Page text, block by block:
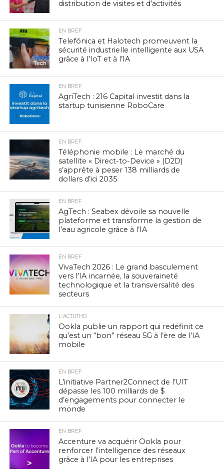
distribution de visites et d’activités
EN BREF
Telefónica et Halotech promeuvent la
sécurité industrielle intelligente aux USA
grâce à l’IoT et à l’IA
EN BREF
AgriTech : 216 Capital investit dans la
startup tunisienne RoboCare
EN BREF
Téléphonie mobile : Le marché du
satellite « Direct-to-Device » (D2D)
s’apprête à peser 138 milliards de
dollars d’ici 2035
EN BREF
AgTech : Seabex dévoile sa nouvelle
plateforme et transforme la gestion de
l’eau agricole grâce à l’IA
EN BREF
VivaTech 2026 : Le grand basculement
vers l’IA incarnée, la souveraineté
technologique et la transversalité des
secteurs
L'ACTUTHD
Ookla publie un rapport qui redéfinit ce
qu’est un “bon” réseau 5G à l’ère de l’IA
mobile
EN BREF
L’initiative Partner2Connect de l’UIT
dépasse les 100 milliards de $
d’engagements pour connecter le
monde
EN BREF
Accenture va acquérir Ookla pour
renforcer l’intelligence des réseaux
grâce à l’IA pour les entreprises